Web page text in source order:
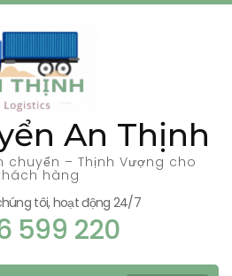
An Thịnh
chuyển – Thịnh Vượng cho
hàng
tôi, hoạt động 24/7
599 220